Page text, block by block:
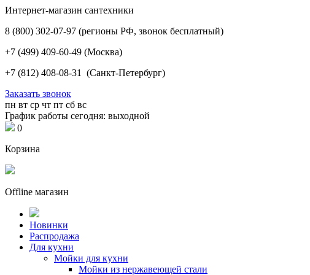
Интернет-магазин сантехники
8 (800) 302-07-97 (регионы РФ, звонок бесплатный)
+7 (499) 409-60-49 (Москва)
+7 (812) 408-08-31 (Санкт-Петербург)
Заказать звонок
пн вт ср чт пт сб вс
График работы сегодня: выходной
0
Корзина
Offline магазин
Новинки
Распродажа
Для кухни
Мойки для кухни
Мойки из нержавеющей стали